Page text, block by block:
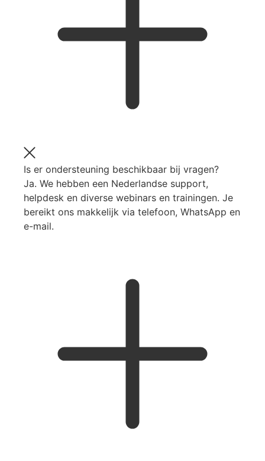
Is er ondersteuning beschikbaar bij vragen?
Ja. We hebben een Nederlandse support,
helpdesk en diverse webinars en trainingen. Je
bereikt ons makkelijk via telefoon, WhatsApp en
e-mail.